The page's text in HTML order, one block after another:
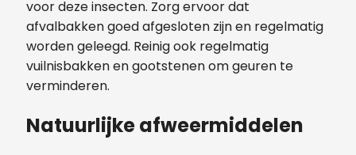
voor deze insecten. Zorg ervoor dat
afvalbakken goed afgesloten zijn en regelmatig
worden geleegd. Reinig ook regelmatig
vuilnisbakken en gootstenen om geuren te
verminderen.
Natuurlijke afweermiddelen